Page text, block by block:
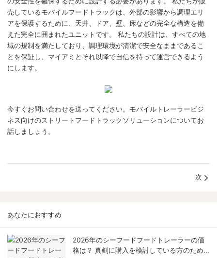
の安全性を確保するために設計する必要があります。 私たちが販
売しているモバイルフードトラックは、外部の影響から調理エリ
アを保護するために、天井、ドア、壁、床などの完全な構造を備
えた完全に囲まれたユニットです。 私たちの設計は、すべての地
域の規制を満たしており、調理環境が清潔で安全なままであるこ
とを保証し、マイアミとそれ以降で自信を持って運営できるよう
にします。
今すぐお問い合わせを送ってください。モバイルトレーラービジ
ネス向けのストリートフードトラックソリューションについてお
話しましょう。
次
あなたにおすすめ
2026年のシーフードフードトレーラーの価
格は？ 真剣に購入を検討している方のため